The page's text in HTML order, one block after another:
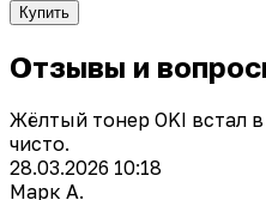
Купить
Отзывы и
Жёлтый тонер OKI встал
чисто.
28.03.2026 10:18
Марк А.